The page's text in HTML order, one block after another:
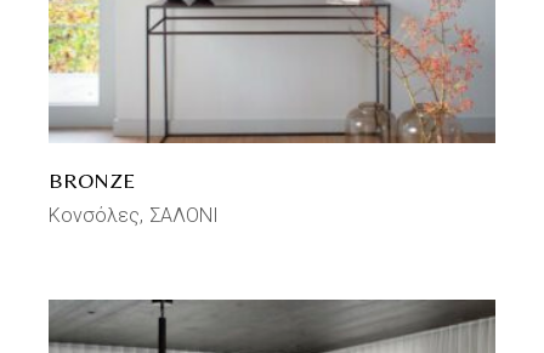
BRONZE
Κονσόλες ΣΑΛΟΝΙ